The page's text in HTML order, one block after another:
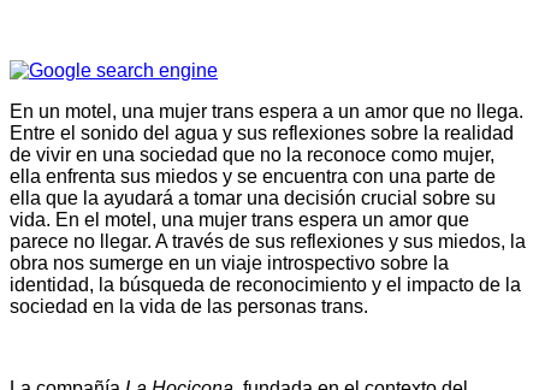
En un motel, una mujer trans espera a un amor que no llega.
Entre el sonido del agua y sus reflexiones sobre la realidad
de vivir en una sociedad que no la reconoce como mujer,
ella enfrenta sus miedos y se encuentra con una parte de
ella que la ayudará a tomar una decisión crucial sobre su
vida. En el motel, una mujer trans espera un amor que
parece no llegar. A través de sus reflexiones y sus miedos, la
obra nos sumerge en un viaje introspectivo sobre la
identidad, la búsqueda de reconocimiento y el impacto de la
sociedad en la vida de las personas trans.